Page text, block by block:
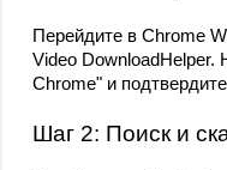
Перейдите в Chrome
Video DownloadHelper.
Chrome" и
Шаг 2: Поиск и